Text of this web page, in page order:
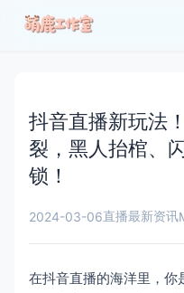
抖音直播新玩法
裂，黑人抬棺、
锁！
2024-03-06直播最新资讯
在抖音直播的海洋里，你